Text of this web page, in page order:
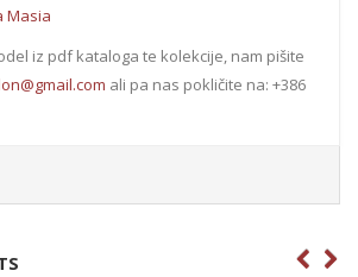
Masia
iz pdf kataloga te kolekcije, nam pišite
ali pa nas pokličite na: +386